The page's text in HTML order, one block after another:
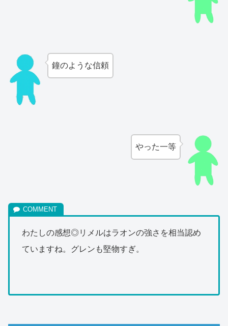
鐘のような信頼
やった一等
わたしの感想◎リメルはラオンの強さを相当認め
ていますね。グレンも堅物すぎ。